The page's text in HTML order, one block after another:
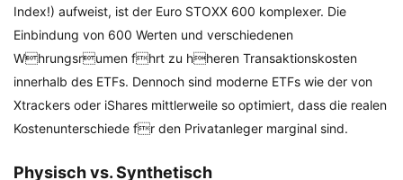
Index!) aufweist, ist der Euro STOXX 600 komplexer. Die
Einbindung von 600 Werten und verschiedenen
Whrungsrumen fhrt zu hheren Transaktionskosten
innerhalb des ETFs. Dennoch sind moderne ETFs wie der von
Xtrackers oder iShares mittlerweile so optimiert, dass die realen
Kostenunterschiede fr den Privatanleger marginal sind.
Physisch vs. Synthetisch